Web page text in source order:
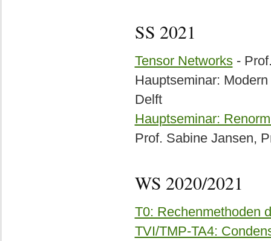
SS 2021
Tensor Networks-
Hauptseminar:
Delft
Hauptseminar:
Prof. Sabine Jansen,
WS 2020/2021
T0: Rechenmethoden
TVI/TMP-TA4: